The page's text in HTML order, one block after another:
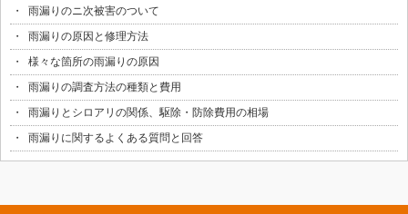
雨漏りのニ次被害のついて
雨漏りの原因と修理方法
様々な箇所の雨漏りの原因
雨漏りの調査方法の種類と費用
雨漏りとシロアリの関係、駆除・防除費用の相場
雨漏りに関するよくある質問と回答